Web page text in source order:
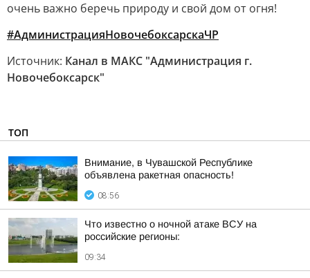
очень важно беречь природу и свой дом от огня!
#АдминистрацияНовочебоксарскаЧР
Источник: Канал в МАКС "Администрация г.
Новочебоксарск"
ТОП
Внимание, в Чувашской Республике
объявлена ракетная опасность!
08:56
Что известно о ночной атаке ВСУ на
российские регионы:
09:34